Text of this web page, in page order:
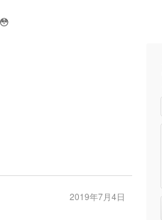
2019年7月4日